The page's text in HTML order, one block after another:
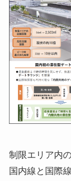
制限エリア内
国内線と国際